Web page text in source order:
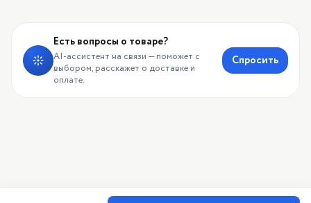
Есть вопросы о товаре?
AI-ассистент на связи — поможет с
выбором, расскажет о доставке и
оплате.
Спросить